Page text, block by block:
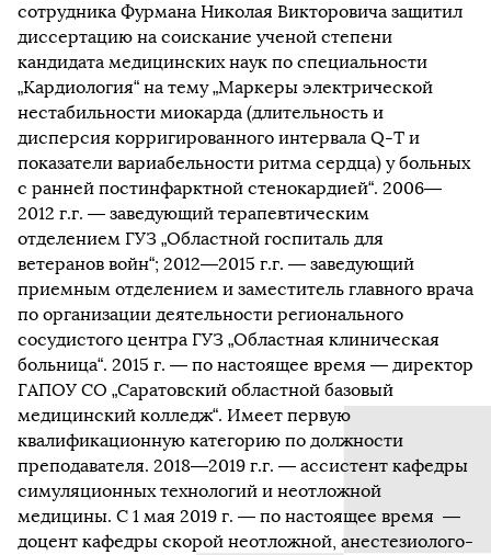
сотрудника Фурмана Николая Викторовича защитил
диссертацию на соискание ученой степени
кандидата медицинских наук по специальности
„Кардиология“ на тему „Маркеры электрической
нестабильности миокарда (длительность и
дисперсия корригированного интервала Q-Т и
показатели вариабельности ритма сердца) у больных
с ранней постинфарктной стенокардией“. 2006—
2012 г.г. — заведующий терапевтическим
отделением ГУЗ „Областной госпиталь для
ветеранов войн“; 2012—2015 г.г. — заведующий
приемным отделением и заместитель главного врача
по организации деятельности регионального
сосудистого центра ГУЗ „Областная клиническая
больница“. 2015 г. — по настоящее время — директор
ГАПОУ СО „Саратовский областной базовый
медицинский колледж“. Имеет первую
квалификационную категорию по должности
преподавателя. 2018—2019 г.г. — ассистент кафедры
симуляционных технологий и неотложной
медицины. С 1 мая 2019 г. — по настоящее время —
доцент кафедры скорой неотложной, анестезиолого-